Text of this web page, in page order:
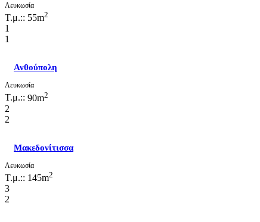
Λευκωσία
Τ.μ.:: 55m2
1
1
Ανθούπολη
Λευκωσία
Τ.μ.:: 90m2
2
2
Μακεδονίτισσα
Λευκωσία
Τ.μ.:: 145m2
3
2